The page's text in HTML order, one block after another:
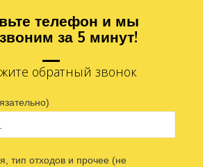
телефон и мы
за 5 минут!
обратный звонок
тип отходов и прочее (не